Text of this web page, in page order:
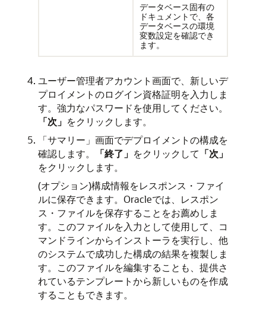
データベース固有の
ドキュメントで、各
データベースの環境
変数設定を確認でき
ます。
ユーザー管理者アカウント画面で、新しいデ
プロイメントのログイン資格証明を入力しま
す。強力なパスワードを使用してください。
「次」 をクリックします。
「サマリー」画面でデプロイメントの構成を
確認します。
「終了」 をクリックして 「次」
をクリックします。
(オプション)構成情報をレスポンス・ファイ
ルに保存できます。Oracleでは、レスポン
ス・ファイルを保存することをお薦めしま
す。このファイルを入力として使用して、コ
マンドラインからインストーラを実行し、他
のシステムで成功した構成の結果を複製しま
す。このファイルを編集することも、提供さ
れているテンプレートから新しいものを作成
することもできます。